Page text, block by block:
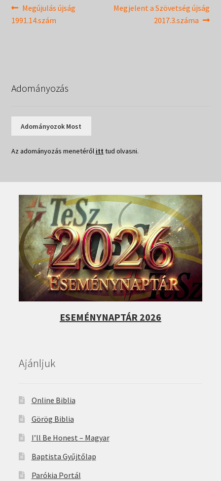
Bejegyzés
navigáció
Previous
post:
Megújulás újság
1991.14.szám
Next
Megjelent a Szövetség újság
2017.3.száma
Adományozás
Adományozok Most
Az adományozás menetéről itt tud olvasni.
ESEMÉNYNAPTÁR 2026
Ajánljuk
Online Biblia
Görög Biblia
I’ll Be Honest – Magyar
Baptista Gyűjtőlap
Parókia Portál